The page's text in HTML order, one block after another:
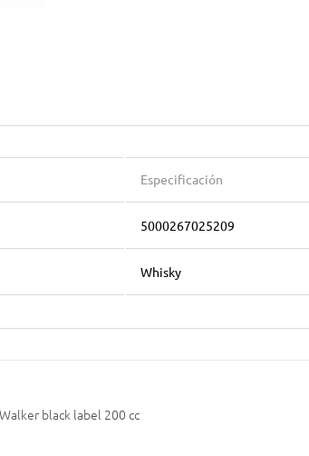
Especificación
5000267025209
Whisky
black label 200 cc